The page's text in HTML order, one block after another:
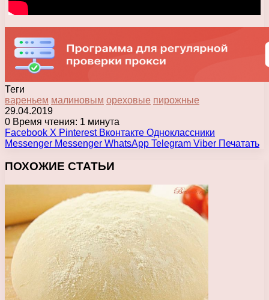
Теги
вареньем малиновым ореховые пирожные
29.04.2019
0 Время чтения: 1 минута
Facebook X Pinterest Вконтакте Одноклассники
Messenger Messenger WhatsApp Telegram Viber Печатать
ПОХОЖИЕ СТАТЬИ